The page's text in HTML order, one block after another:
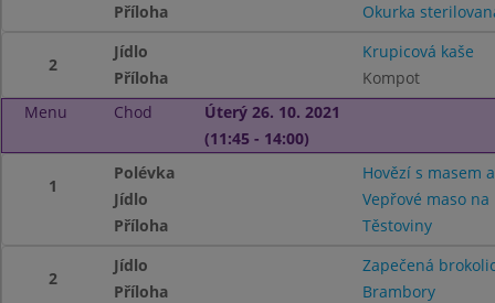
Příloha
Okurka
2
Jídlo
Krupicová kaše
Příloha
Kompot
Menu
Chod
Úterý 26. 10. 2021
(11:45 - 14:00)
1
Polévka
Hovězí s masem
Jídlo
Vepřové maso
Příloha
Těstoviny
2
Jídlo
Zapečená
Příloha
Brambory